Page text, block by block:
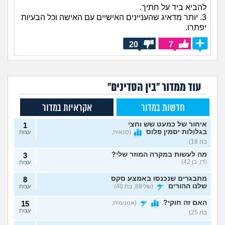
להביא ביד על חתיך.
3. יותר מדאיג שהעניינים האישיים עם האישה וכל הבעיות
יפתרו.
7
20
עוד ממדור "בין הסדינים"
חדשות במדור אקראיות במדור
איחור של כמעט שש וחצי
בגלולות יסמין פלוס
(סנאית,
בת 18)
1
עצות
מה לעשות במקרה המוזר שלי?
(דן, בן 42)
3
עצות
מתבגרים שנכנסו באמצע סקס
שלנו ההורים
(שלי88, בת 40)
8
עצות
האם זה חוקי?
(אנונימית,
בת 25)
15
עצות